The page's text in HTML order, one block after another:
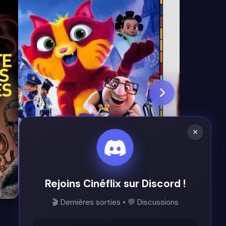
7.3
×
Rejoins Cinéflix sur Discord !
🎬 Dernières sorties • 💬 Discussions